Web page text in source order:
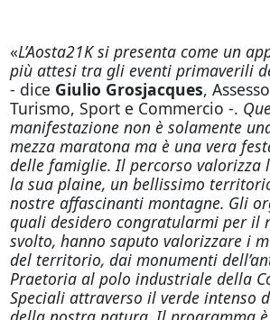
«L’Aosta21K si presenta come un
più attesi tra gli eventi primaverili
- dice Giulio Grosjacques,
Turismo, Sport e Commercio -.
manifestazione non è solamente
mezza maratona ma è una vera
delle famiglie. Il percorso valorizza
la sua plaine, un bellissimo
nostre affascinanti montagne. Gli
quali desidero congratularmi per il
svolto, hanno saputo valorizzare i
del territorio, dai monumenti
Praetoria al polo industriale della
Speciali attraverso il verde intenso